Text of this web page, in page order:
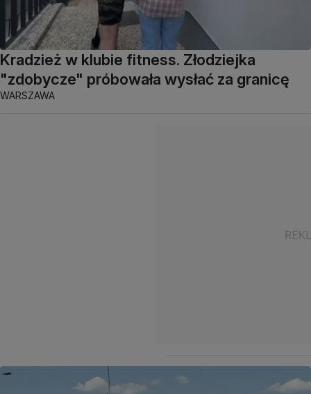
Kradzież w klubie fitness. Złodziejka
"zdobycze" próbowała wysłać za granicę
WARSZAWA